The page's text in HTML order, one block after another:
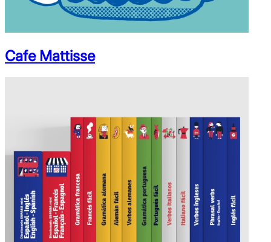
Cafe Mattisse